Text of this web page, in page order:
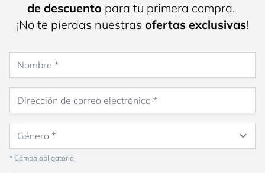
de descuento para tu primera compra.
¡No te pierdas nuestras ofertas exclusivas!
* Campo obligatorio